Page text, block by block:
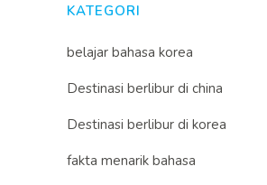
KATEGORI
belajar bahasa korea
Destinasi berlibur di china
Destinasi berlibur di korea
fakta menarik bahasa